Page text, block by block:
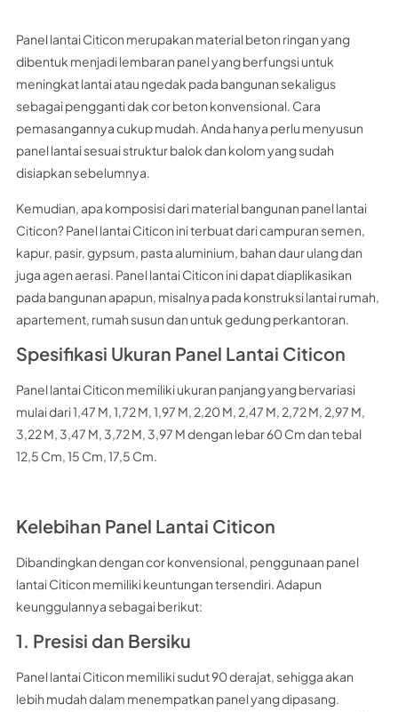
Panel lantai Citicon merupakan material beton ringan yang
dibentuk menjadi lembaran panel yang berfungsi untuk
meningkat lantai atau ngedak pada bangunan sekaligus
sebagai pengganti dak cor beton konvensional. Cara
pemasangannya cukup mudah. Anda hanya perlu menyusun
panel lantai sesuai struktur balok dan kolom yang sudah
disiapkan sebelumnya.
Kemudian, apa komposisi dari material bangunan panel lantai
Citicon? Panel lantai Citicon ini terbuat dari campuran semen,
kapur, pasir, gypsum, pasta aluminium, bahan daur ulang dan
juga agen aerasi. Panel lantai Citicon ini dapat diaplikasikan
pada bangunan apapun, misalnya pada konstruksi lantai rumah,
apartement, rumah susun dan untuk gedung perkantoran.
Spesifikasi Ukuran Panel Lantai Citicon
Panel lantai Citicon memiliki ukuran panjang yang bervariasi
mulai dari 1,47 M, 1,72 M, 1,97 M, 2,20 M, 2,47 M, 2,72 M, 2,97 M,
3,22 M, 3,47 M, 3,72 M, 3,97 M dengan lebar 60 Cm dan tebal
12,5 Cm, 15 Cm, 17,5 Cm.
Kelebihan Panel Lantai Citicon
Dibandingkan dengan cor konvensional, penggunaan panel
lantai Citicon memiliki keuntungan tersendiri. Adapun
keunggulannya sebagai berikut:
1. Presisi dan Bersiku
Panel lantai Citicon memiliki sudut 90 derajat, sehigga akan
lebih mudah dalam menempatkan panel yang dipasang.